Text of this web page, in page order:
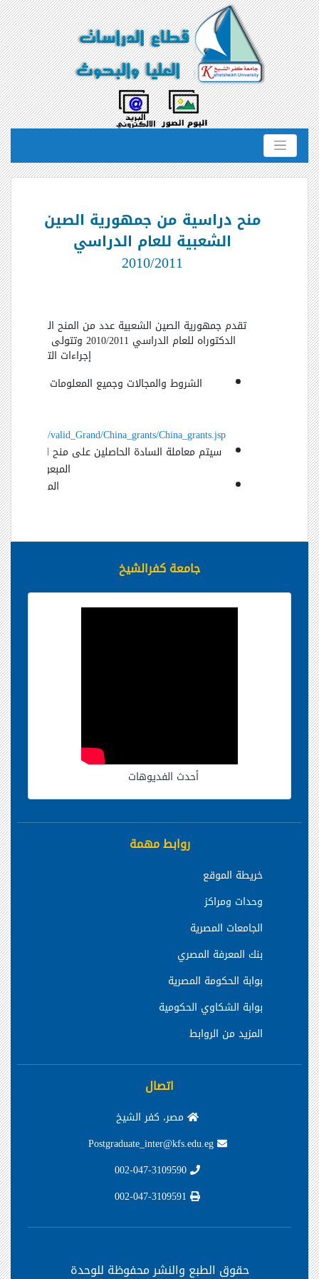
منح دراسية من جمهورية الصين
الشعبية للعام الدراسي
2010/2011
تقدم جمهورية الصين الشعبية عدد من المنح الدراسية
الدكتوراه للعام الدراسي 2010/2011
إجراءات الترشيح
الشروط والمجالات وجميع المعلومات الخاصة
Grants/valid_Grand/China_grants/China_grants.jsp
سيتم معاملة السادة الحاصلين على منح البرنامج
المبعوث على
الموعد النهائي
جامعة كفرالشيخ
أحدث الفديوهات
روابط مهمة
خريطة الموقع
وحدات ومراكز
الجامعات المصرية
بنك المعرفة المصري
بوابة الحكومة المصرية
بوابة الشكاوي الحكومية
المزيد من الروابط
اتصال
مصر، كفر الشيخ
Postgraduate_inter@kfs.edu.eg
حقوق الطبع والنشر محفوظة للوحدة